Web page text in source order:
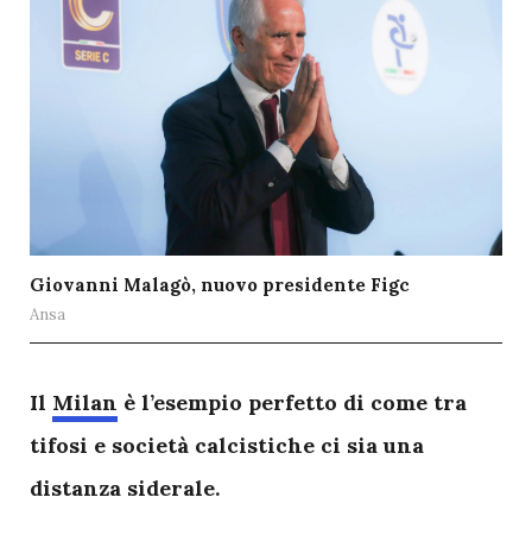
Giovanni Malagò, nuovo presidente Figc
Ansa
Il Milan è l’esempio perfetto di come tra
tifosi e società calcistiche ci sia una
distanza siderale.